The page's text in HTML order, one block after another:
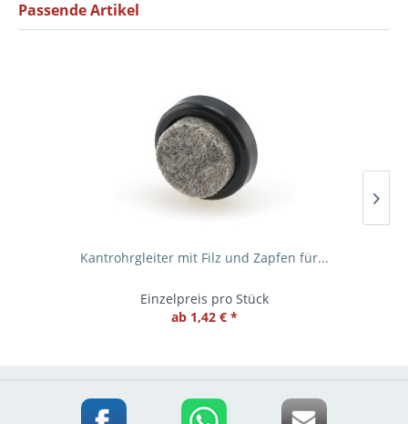
Passende Artikel
Kantrohrgleiter mit Filz und Zapfen für...
Einzelpreis pro Stück
ab 1,42 € *